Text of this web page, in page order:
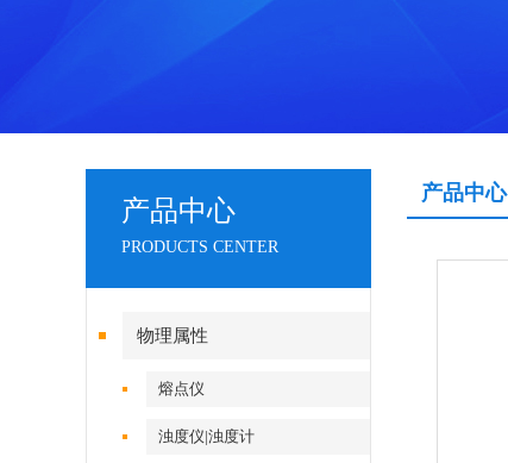
产品中心
PRODUCTS CENTER
物理属性
熔点仪
浊度仪|浊度计
产品中心